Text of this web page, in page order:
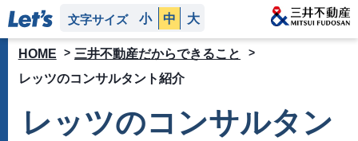
文字サイズ 小 中 大
HOME
三井不動産だからできること
レッツのコンサルタント紹介
レッツのコンサルタン